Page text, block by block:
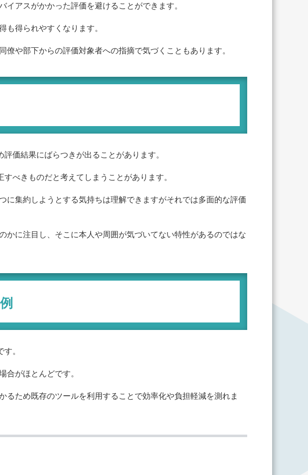
アスがかかった評価を避けることができます。
得られやすくなります。
や部下からの評価対象者への指摘で気づくこともあります。
価結果にばらつきが出ることがあります。
べきものだと考えてしまうことがあります。
に集約しようとする気持ちは理解できますがそれでは多面的な評価
かに注目し、そこに本人や周囲が気づいてない特性があるのではな
。
がほとんどです。
ため既存のツールを利用することで効率化や負担軽減を測れま